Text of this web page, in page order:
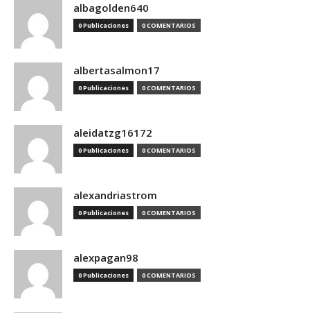
albagolden640
0 Publicaciones 0 COMENTARIOS
albertasalmon17
0 Publicaciones 0 COMENTARIOS
aleidatzg16172
0 Publicaciones 0 COMENTARIOS
alexandriastrom
0 Publicaciones 0 COMENTARIOS
alexpagan98
0 Publicaciones 0 COMENTARIOS